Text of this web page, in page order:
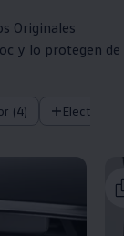
Originales
y lo protegen de
(4)